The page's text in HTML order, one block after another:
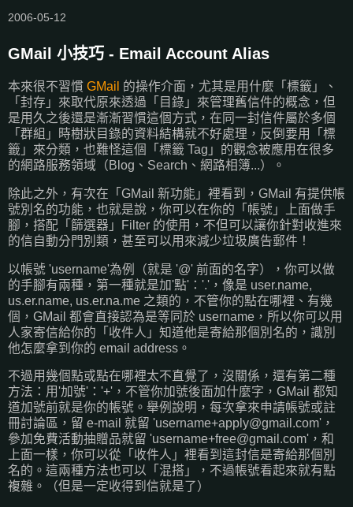
2006-05-12
GMail 小技巧 - Email Account Alias
本來很不習慣 GMail 的操作介面，尤其是用什麼「標籤」、
「封存」來取代原來透過「目錄」來管理舊信件的概念，但
是用久之後還是漸漸習慣這個方式，在同一封信件屬於多個
「群組」時樹狀目錄的資料結構就不好處理，反倒要用「標
籤」來分類，也難怪這個「標籤 Tag」的觀念被應用在很多
的網路服務領域（Blog、Search、網路相簿...）。
除此之外，有次在「GMail 新功能」裡看到，GMail 有提供帳
號別名的功能，也就是說，你可以在你的「帳號」上面做手
腳，搭配「篩選器」Filter 的使用，不但可以讓你針對收進來
的信自動分門別類，甚至可以用來減少垃圾廣告郵件！
以帳號 'username'為例（就是 '@' 前面的名字），你可以做
的手腳有兩種，第一種就是加'點'：'.'，像是 user.name,
us.er.name, us.er.na.me 之類的，不管你的點在哪裡、有幾
個，GMail 都會直接認為是等同於 username，所以你可以用
人家寄信給你的「收件人」知道他是寄給那個別名的，識別
他怎麼拿到你的 email address。
不過用幾個點或點在哪裡太不直覺了，沒關係，還有第二種
方法：用'加號'：'+'，不管你加號後面加什麼字，GMail 都知
道加號前就是你的帳號。舉例說明，每次拿來申請帳號或註
冊討論區，留 e-mail 就留 'username+apply@gmail.com'，
參加免費活動抽贈品就留 'username+free@gmail.com'，和
上面一樣，你可以從「收件人」裡看到這封信是寄給那個別
名的。這兩種方法也可以「混搭」，不過帳號看起來就有點
複雜。（但是一定收得到信就是了）